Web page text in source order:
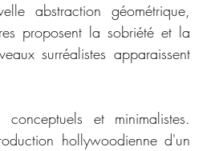
abstraction géométrique,
proposent la sobriété et la
surréalistes apparaissent
et minimalistes.
hollywoodienne d'un